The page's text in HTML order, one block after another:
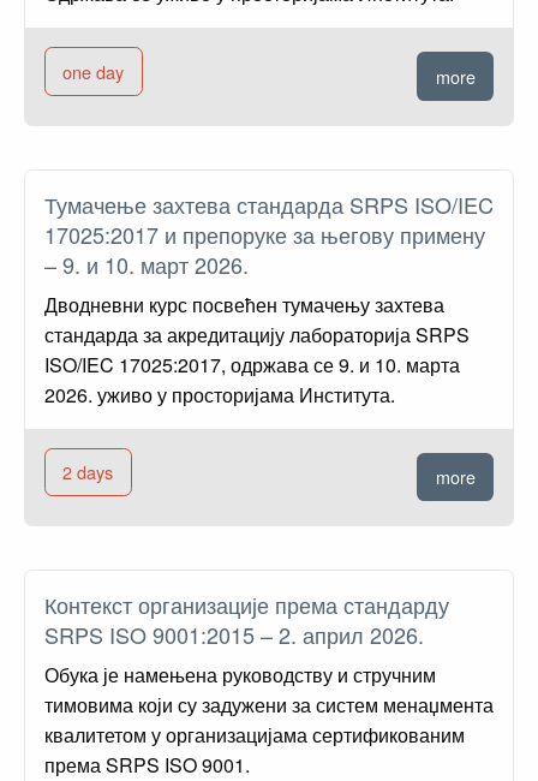
one day more
Тумачење захтева стандарда SRPS ISO/IEC
17025:2017 и препоруке за његову примену
– 9. и 10. март 2026.
Дводневни курс посвећен тумачењу захтева
стандарда за акредитацију лабораторија SRPS
ISO/IEC 17025:2017, одржава се 9. и 10. марта
2026. уживо у просторијама Института.
2 days more
Контекст организације према стандарду
SRPS ISO 9001:2015 – 2. април 2026.
Обука је намењена руководству и стручним
тимовима који су задужени за систем менаџмента
квалитетом у организацијама сертификованим
према SRPS ISO 9001.